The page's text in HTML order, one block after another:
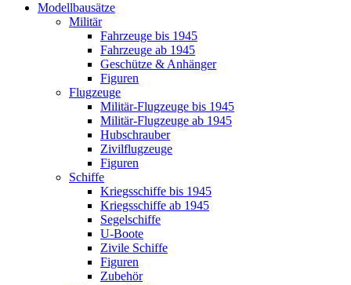
Modellbausätze
Militär
Fahrzeuge bis 1945
Fahrzeuge ab 1945
Geschütze & Anhänger
Figuren
Flugzeuge
Militär-Flugzeuge bis 1945
Militär-Flugzeuge ab 1945
Hubschrauber
Zivilflugzeuge
Figuren
Schiffe
Kriegsschiffe bis 1945
Kriegsschiffe ab 1945
Segelschiffe
U-Boote
Zivile Schiffe
Figuren
Zubehör